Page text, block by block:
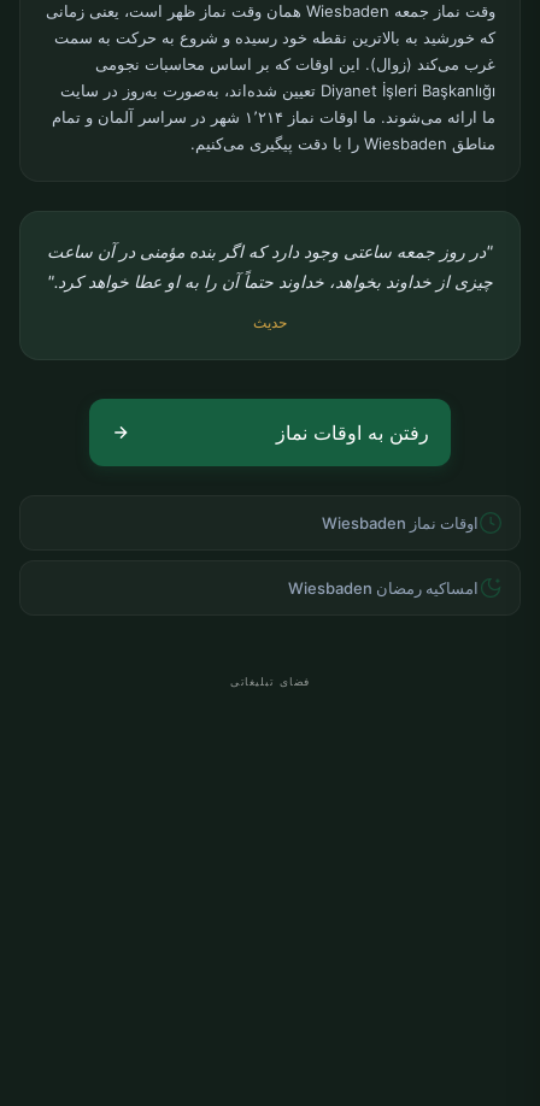
وقت نماز جمعه Wiesbaden همان وقت نماز ظهر است، یعنی زمانی
که خورشید به بالاترین نقطه خود رسیده و شروع به حرکت به سمت
غرب می‌کند (زوال). این اوقات که بر اساس محاسبات نجومی
Diyanet İşleri Başkanlığı تعیین شده‌اند، به‌صورت به‌روز در سایت
ما ارائه می‌شوند. ما اوقات نماز ۱٬۲۱۴ شهر در سراسر آلمان و تمام
مناطق Wiesbaden را با دقت پیگیری می‌کنیم.
"در روز جمعه ساعتی وجود دارد که اگر بنده مؤمنی در آن ساعت
چیزی از خداوند بخواهد، خداوند حتماً آن را به او عطا خواهد کرد."
حدیث
رفتن به اوقات نماز
اوقات نماز Wiesbaden
امساکیه رمضان Wiesbaden
فضای تبلیغاتی